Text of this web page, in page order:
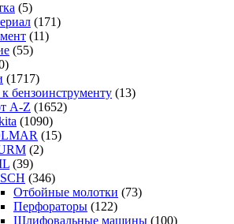
(5)
(171)
(11)
(55)
(1717)
бензоинструменту (13)
A-Z (1652)
(1090)
(15)
(2)
(39)
(346)
Отбойные молотки (73)
Перфораторы (122)
Шлифовальные машины (100)